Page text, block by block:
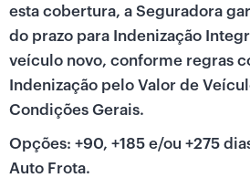
esta cobertura, a Seguradora
do prazo para Indenização
veículo novo, conforme regras
Indenização pelo Valor de
Condições Gerais.
Opções: +90, +185 e/ou +275
Auto Frota.